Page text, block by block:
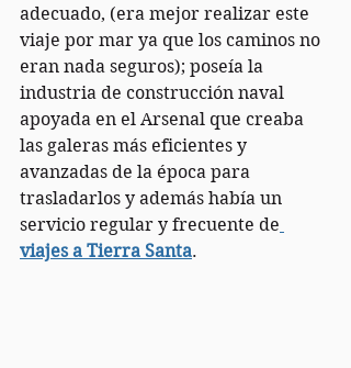
adecuado, (era mejor realizar este
viaje por mar ya que los caminos no
eran nada seguros); poseía la
industria de construcción naval
apoyada en el Arsenal que creaba
las galeras más eficientes y
avanzadas de la época para
trasladarlos y además había un
servicio regular y frecuente de
viajes a Tierra Santa.